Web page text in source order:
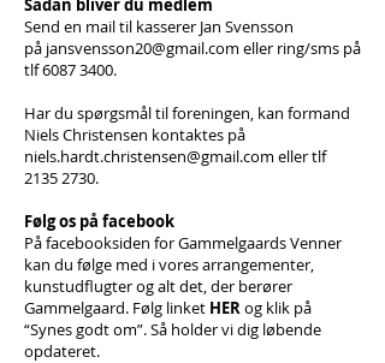
Sådan bliver du medlem
Send en mail til kasserer Jan Svensson
på jansvensson20@gmail.com eller ring/sms på
tlf 6087 3400.
Har du spørgsmål til foreningen, kan formand
Niels Christensen kontaktes på
niels.hardt.christensen@gmail.com eller tlf
2135 2730.
Følg os på facebook
På facebooksiden for Gammelgaards Venner
kan du følge med i vores arrangementer,
kunstudflugter og alt det, der berører
Gammelgaard. Følg linket HERog klik på
“Synes godt om”. Så holder vi dig løbende
opdateret.